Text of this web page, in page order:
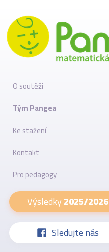
O soutěži
Tým Pangea
Ke stažení
Kontakt
Pro pedagogy
Sledujte nás
Výsledky2025/2026